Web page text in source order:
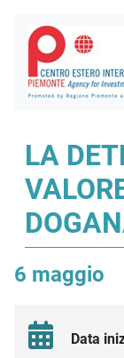
LA
6 maggio
Data